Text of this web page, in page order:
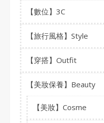
【數位】3C
【旅行風格】Style
【穿搭】Outfit
【美妝保養】Beauty
【美妝】Cosme